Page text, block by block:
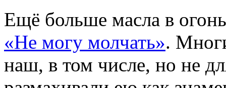
Ещё больше масла в
«Не могу молчать».
наш, в том числе, но не